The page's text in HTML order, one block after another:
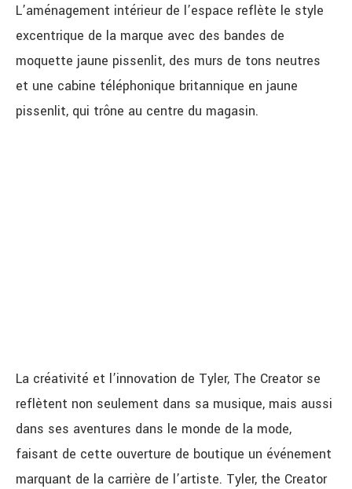
L’aménagement intérieur de l’espace reflète le style
excentrique de la marque avec des bandes de
moquette jaune pissenlit, des murs de tons neutres
et une cabine téléphonique britannique en jaune
pissenlit, qui trône au centre du magasin.
La créativité et l’innovation de Tyler, The Creator se
reflètent non seulement dans sa musique, mais aussi
dans ses aventures dans le monde de la mode,
faisant de cette ouverture de boutique un événement
marquant de la carrière de l’artiste. Tyler, the Creator